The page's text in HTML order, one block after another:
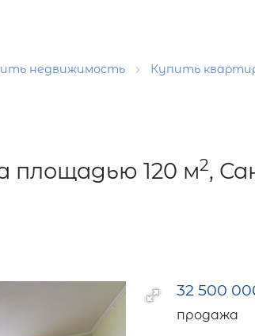
недвижимость Купить
площадью 120 м2,
32 500
продажа